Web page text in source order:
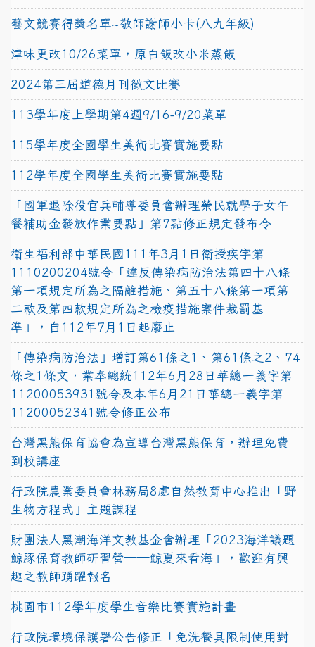
藝文競賽得獎名單~敬師謝師小卡(八九年級)
津味更改10/26菜單，原白飯改小米蒸飯
2024第三屆道德月刊徵文比賽
113學年度上學期第4週9/16-9/20菜單
115學年度全國學生美術比賽實施要點
112學年度全國學生美術比賽實施要點
「國軍退除役官兵輔導委員會辦理榮民就學子女午
餐補助金發放作業要點」第7點修正規定發布令
衛生福利部中華民國111年3月1日衛授疾字第
1110200204號令「違反傳染病防治法第四十八條
第一項規定所為之隔離措施、第五十八條第一項第
二款及第四款規定所為之檢疫措施案件裁罰基
準」，自112年7月1日起廢止
「傳染病防治法」增訂第61條之1、第61條之2、74
條之1條文，業奉總統112年6月28日華總一義字第
11200053931號令及本年6月21日華總一義字第
11200052341號令修正公布
台灣黑熊保育協會為宣導台灣黑熊保育，辦理免費
到校講座
行政院農業委員會林務局8處自然教育中心推出「野
生物方程式」主題課程
財團法人黑潮海洋文教基金會辦理「2023海洋議題
鯨豚保育教師研習營──鯨夏來看海」，歡迎有興
趣之教師踴躍報名
桃園市112學年度學生音樂比賽實施計畫
行政院環境保護署公告修正「免洗餐具限制使用對